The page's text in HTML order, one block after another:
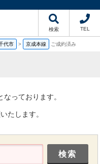
検索 TEL
代市 > 京成本線 ご成約済み
っております。
たします。